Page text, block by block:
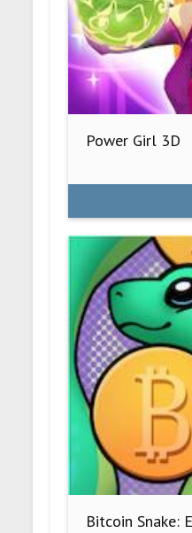
Power Girl 3D
Bitcoin Snake: